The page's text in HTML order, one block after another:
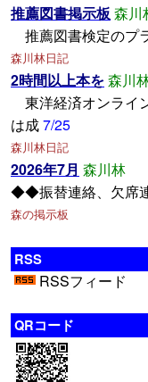
推薦図書掲示板森川
推薦図書検定のプ
森川林日記
2時間以上本を森川
東洋経済オンライ
は成7/25
森川林日記
2026年7月 森川林
◆◆振替連絡、欠席
森の掲示板
RSS
RSSフィード
QRコード